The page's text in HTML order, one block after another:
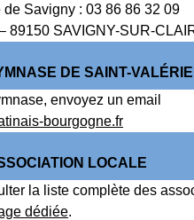
Savigny : 03 86 86 32 09
89150 SAVIGNY-SUR-
DE SAINT-
envoyez un email
bourgogne.fr
LOCALE
la liste complète des
dédiée.